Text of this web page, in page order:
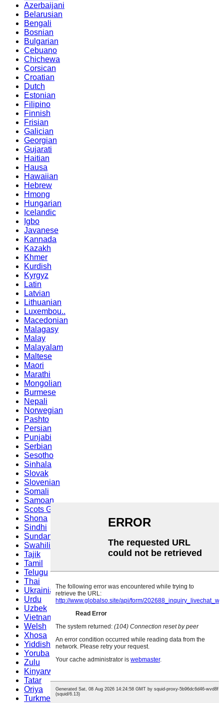
Azerbaijani
Belarusian
Bengali
Bosnian
Bulgarian
Cebuano
Chichewa
Corsican
Croatian
Dutch
Estonian
Filipino
Finnish
Frisian
Galician
Georgian
Gujarati
Haitian
Hausa
Hawaiian
Hebrew
Hmong
Hungarian
Icelandic
Igbo
Javanese
Kannada
Kazakh
Khmer
Kurdish
Kyrgyz
Latin
Latvian
Lithuanian
Luxembou..
Macedonian
Malagasy
Malay
Malayalam
Maltese
Maori
Marathi
Mongolian
Burmese
Nepali
Norwegian
Pashto
Persian
Punjabi
Serbian
Sesotho
Sinhala
Slovak
Slovenian
Somali
Samoan
Scots Gaelic
Shona
Sindhi
Sundanese
Swahili
Tajik
Tamil
Telugu
Thai
Ukrainian
Urdu
Uzbek
Vietnamese
Welsh
Xhosa
Yiddish
Yoruba
Zulu
Kinyarwanda
Tatar
Oriya
Turkmen